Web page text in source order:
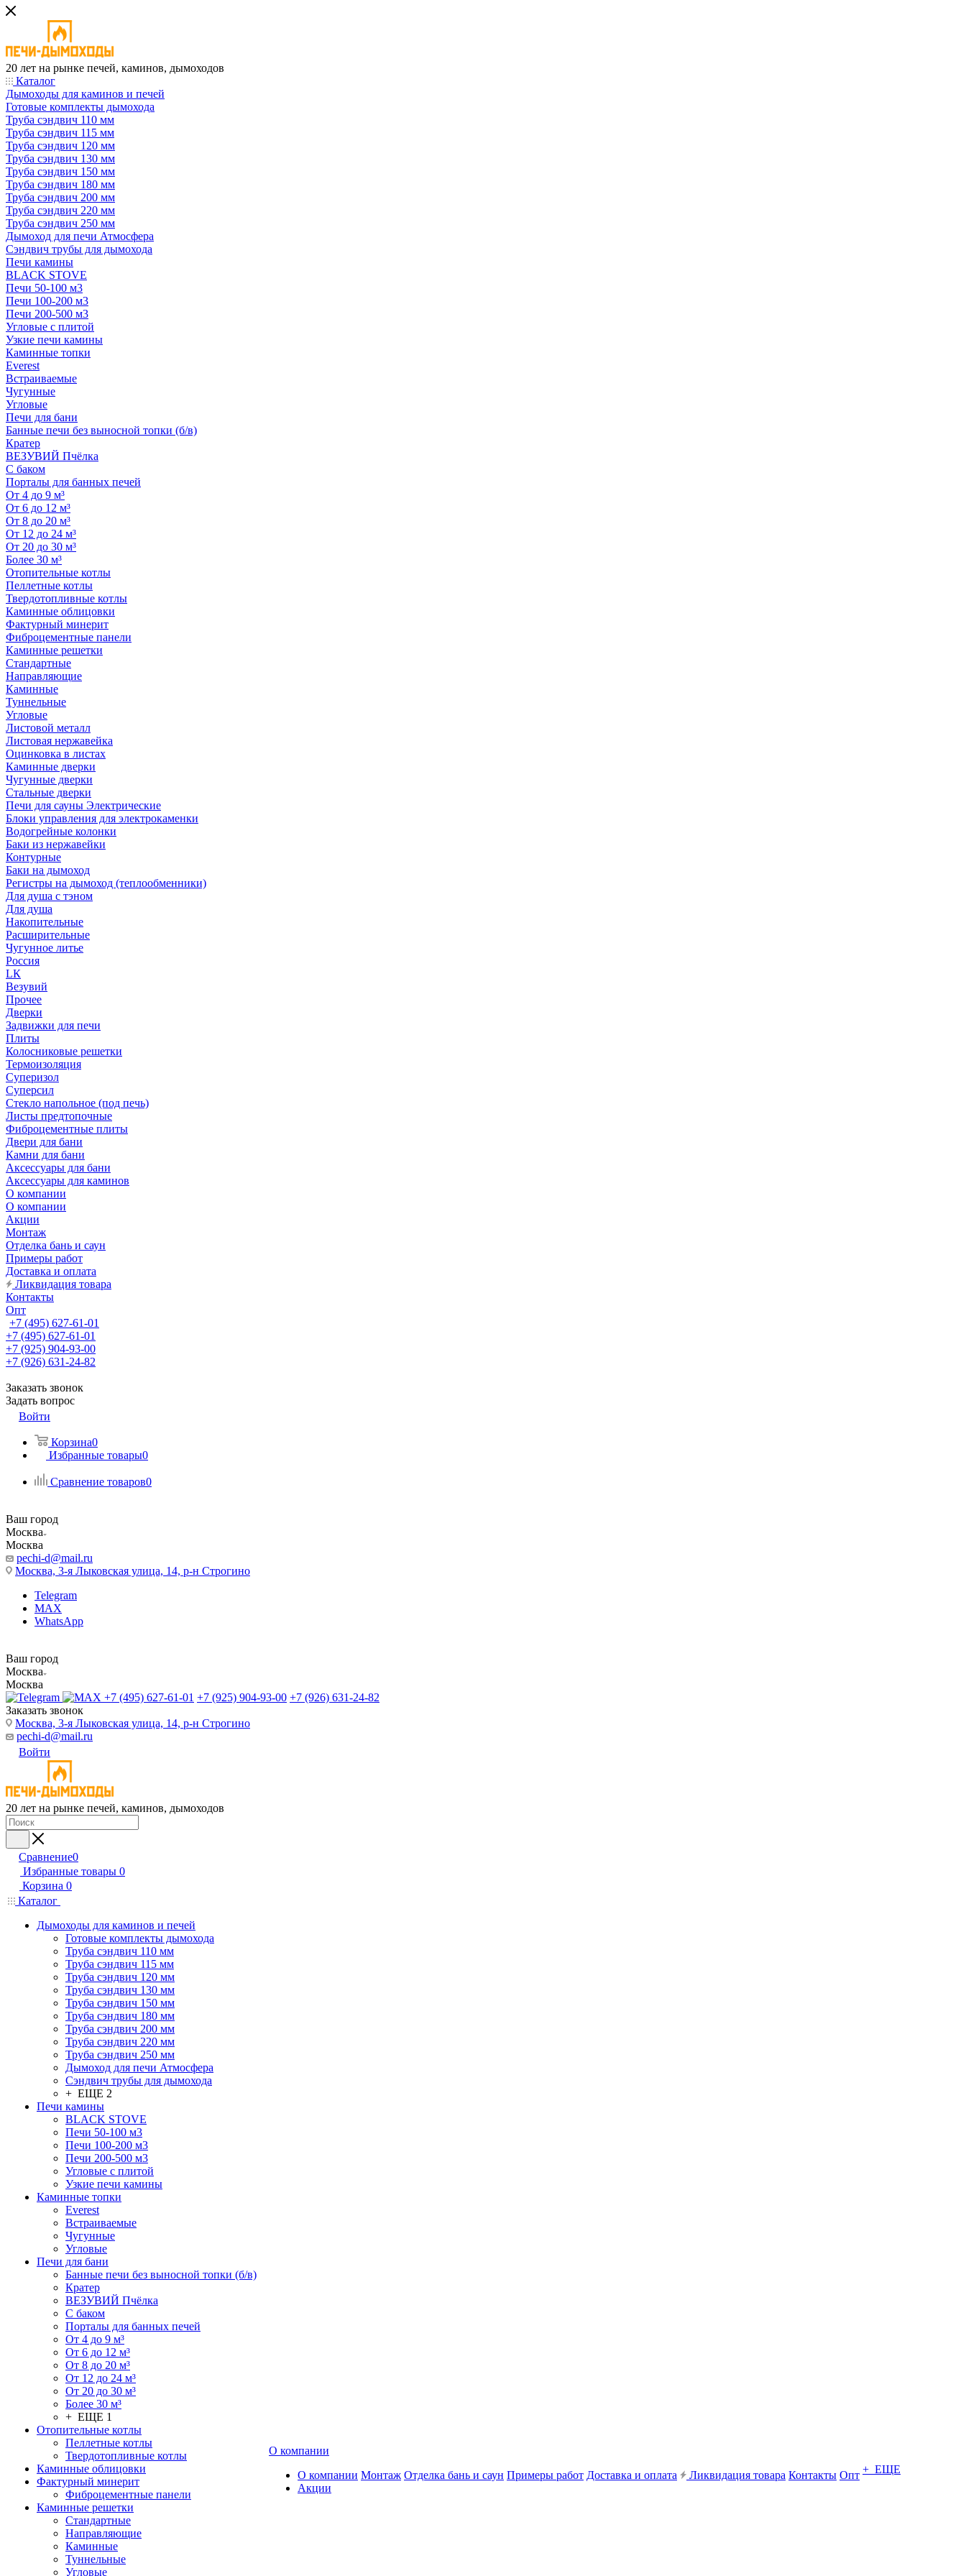
20 лет на рынке печей, каминов, дымоходов
Каталог
Дымоходы для каминов и печей
Готовые комплекты дымохода
Труба сэндвич 110 мм
Труба сэндвич 115 мм
Труба сэндвич 120 мм
Труба сэндвич 130 мм
Труба сэндвич 150 мм
Труба сэндвич 180 мм
Труба сэндвич 200 мм
Труба сэндвич 220 мм
Труба сэндвич 250 мм
Дымоход для печи Атмосфера
Сэндвич трубы для дымохода
Печи камины
BLACK STOVE
Печи 50-100 м3
Печи 100-200 м3
Печи 200-500 м3
Угловые с плитой
Узкие печи камины
Каминные топки
Everest
Встраиваемые
Чугунные
Угловые
Печи для бани
Банные печи без выносной топки (б/в)
Кратер
ВЕЗУВИЙ Пчёлка
С баком
Порталы для банных печей
От 4 до 9 м³
От 6 до 12 м³
От 8 до 20 м³
От 12 до 24 м³
От 20 до 30 м³
Более 30 м³
Отопительные котлы
Пеллетные котлы
Твердотопливные котлы
Каминные облицовки
Фактурный минерит
Фиброцементные панели
Каминные решетки
Стандартные
Направляющие
Каминные
Туннельные
Угловые
Листовой металл
Листовая нержавейка
Оцинковка в листах
Каминные дверки
Чугунные дверки
Стальные дверки
Печи для сауны Электрические
Блоки управления для электрокаменки
Водогрейные колонки
Баки из нержавейки
Контурные
Баки на дымоход
Регистры на дымоход (теплообменники)
Для душа с тэном
Для душа
Накопительные
Расширительные
Чугунное литье
Россия
LК
Везувий
Прочее
Дверки
Задвижки для печи
Плиты
Колосниковые решетки
Термоизоляция
Суперизол
Суперсил
Стекло напольное (под печь)
Листы предтопочные
Фиброцементные плиты
Двери для бани
Камни для бани
Аксессуары для бани
Аксессуары для каминов
О компании
О компании
Акции
Монтаж
Отделка бань и саун
Примеры работ
Доставка и оплата
Ликвидация товара
Контакты
Опт
+7 (495) 627-61-01
+7 (495) 627-61-01
+7 (925) 904-93-00
+7 (926) 631-24-82
Заказать звонок
Задать вопрос
Войти
Корзина0
Избранные товары0
Сравнение товаров0
Ваш город
Москва
Москва
pechi-d@mail.ru
Москва, 3-я Лыковская улица, 14, р-н Строгино
Telegram
MAX
WhatsApp
Ваш город
Москва
Москва
+7 (495) 627-61-01 +7 (925) 904-93-00 +7 (926) 631-24-82
Заказать звонок
Москва, 3-я Лыковская улица, 14, р-н Строгино
pechi-d@mail.ru
Войти
20 лет на рынке печей, каминов, дымоходов
Сравнение0
Избранные товары 0
Корзина 0
Каталог
Дымоходы для каминов и печей
Готовые комплекты дымохода
Труба сэндвич 110 мм
Труба сэндвич 115 мм
Труба сэндвич 120 мм
Труба сэндвич 130 мм
Труба сэндвич 150 мм
Труба сэндвич 180 мм
Труба сэндвич 200 мм
Труба сэндвич 220 мм
Труба сэндвич 250 мм
Дымоход для печи Атмосфера
Сэндвич трубы для дымохода
+ ЕЩЕ 2
Печи камины
BLACK STOVE
Печи 50-100 м3
Печи 100-200 м3
Печи 200-500 м3
Угловые с плитой
Узкие печи камины
Каминные топки
Everest
Встраиваемые
Чугунные
Угловые
Печи для бани
Банные печи без выносной топки (б/в)
Кратер
ВЕЗУВИЙ Пчёлка
С баком
Порталы для банных печей
От 4 до 9 м³
От 6 до 12 м³
От 8 до 20 м³
От 12 до 24 м³
От 20 до 30 м³
Более 30 м³
+ ЕЩЕ 1
Отопительные котлы
Пеллетные котлы
Твердотопливные котлы
Каминные облицовки
Фактурный минерит
Фиброцементные панели
Каминные решетки
Стандартные
Направляющие
Каминные
Туннельные
Угловые
О компании
О компании
Акции
Монтаж Отделка бань и саун Примеры работ Доставка и оплата Ликвидация товара Контакты Опт + ЕЩЕ